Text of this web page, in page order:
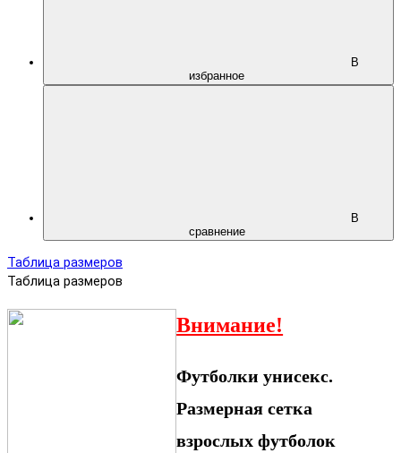
В
избранное
В
сравнение
Таблица размеров
Таблица размеров
Внимание!
Футболки унисекс.
Размерная сетка
взрослых футболок